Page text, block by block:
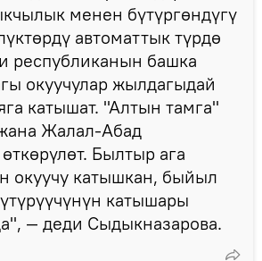
менен бүтүргөндүгү
автоматтык түрдө
республиканын башка
окуучулар жылдагыдай
катышат. "Алтын тамга"
Жалал-Абад
Былтыр ага
окуучу катышкан, быйыл
катышары
— деди Сыдыкназарова.